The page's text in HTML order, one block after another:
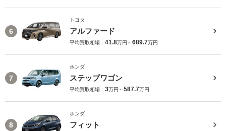
6
トヨタ
アルファード
平均買取相場： 41.8万円～689.7万円
7
ホンダ
ステップワゴン
平均買取相場： 3万円～587.7万円
8
ホンダ
フィット